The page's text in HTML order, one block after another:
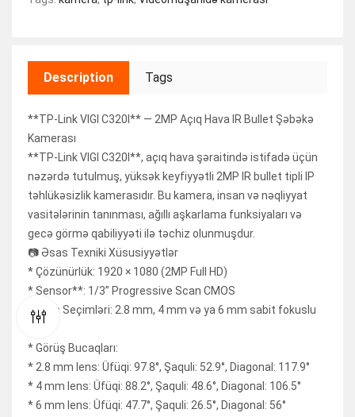
Description Tags
**TP-Link VIGI C320I** — 2MP Açıq Hava IR Bullet Şəbəkə
Kamerası
**TP-Link VIGI C320I**, açıq hava şəraitində istifadə üçün
nəzərdə tutulmuş, yüksək keyfiyyətli 2MP IR bullet tipli IP
təhlükəsizlik kamerasıdır. Bu kamera, insan və nəqliyyat
vasitələrinin tanınması, ağıllı aşkarlama funksiyaları və
gecə görmə qabiliyyəti ilə təchiz olunmuşdur.
📷 Əsas Texniki Xüsusiyyətlər
* Çözünürlük: 1920 × 1080 (2MP Full HD)
* Sensor**: 1/3” Progressive Scan CMOS
* Lens Seçimləri: 2.8 mm, 4 mm və ya 6 mm sabit fokuslu
* Görüş Bucaqları:
* 2.8 mm lens: Üfüqi: 97.8°, Şaquli: 52.9°, Diagonal: 117.9°
* 4 mm lens: Üfüqi: 88.2°, Şaquli: 48.6°, Diagonal: 106.5°
* 6 mm lens: Üfüqi: 47.7°, Şaquli: 26.5°, Diagonal: 56°